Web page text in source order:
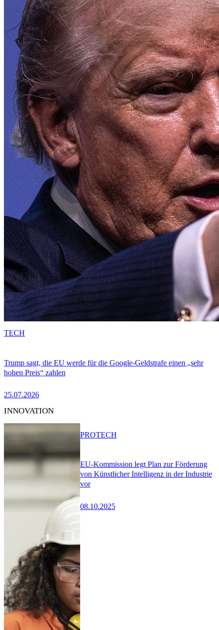
Trump sagt, die EU werde für die Google-Geldstrafe einen „sehr
hohen Preis“ zahlen
25.07.2026
TECH
INNOVATION
EU-Kommission legt Plan zur Förderung
von Künstlicher Intelligenz in der Industrie
vor
08.10.2025
PROTECH